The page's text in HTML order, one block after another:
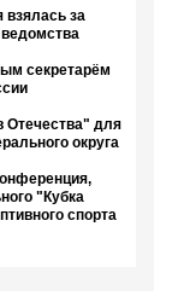
за
секретарём
Отечества" для
округа
"Кубка
спорта